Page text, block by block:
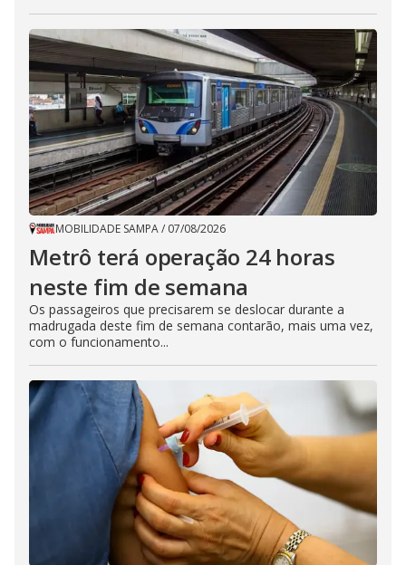
MOBILIDADE SAMPA/ 07/08/2026
Metrô terá operação 24 horas
neste fim de semana
Os passageiros que precisarem se deslocar durante a
madrugada deste fim de semana contarão, mais uma vez,
com o funcionamento...